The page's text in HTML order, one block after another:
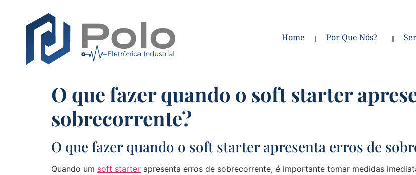
Home Por Que Nós?
O que fazer quando o soft starter
sobrecorrente?
O que fazer quando o soft starter apresenta erros de
Quando um soft starter apresenta erros de sobrecorrente, é importante tomar medidas